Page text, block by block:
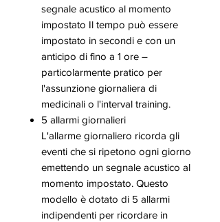
segnale acustico al momento
impostato Il tempo può essere
impostato in secondi e con un
anticipo di fino a 1 ore –
particolarmente pratico per
l'assunzione giornaliera di
medicinali o l'interval training.
5 allarmi giornalieri
L'allarme giornaliero ricorda gli
eventi che si ripetono ogni giorno
emettendo un segnale acustico al
momento impostato. Questo
modello è dotato di 5 allarmi
indipendenti per ricordare in